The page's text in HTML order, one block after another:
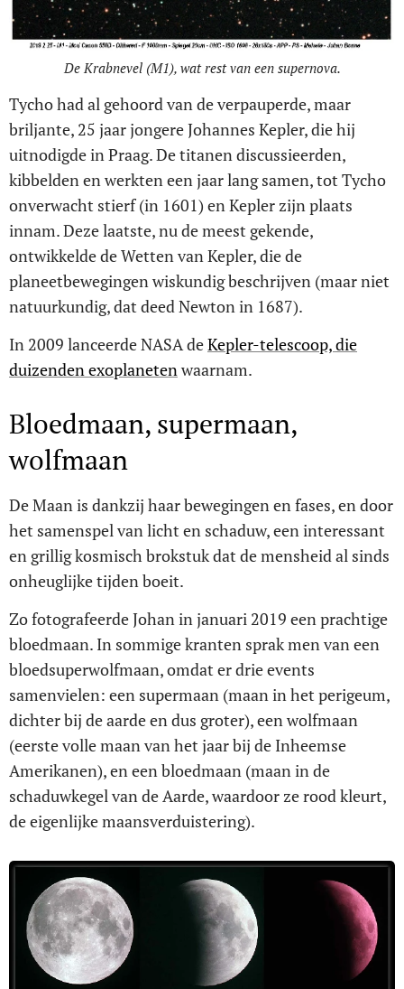
De Krabnevel (M1), wat rest van een supernova.
Tycho had al gehoord van de verpauperde, maar
briljante, 25 jaar jongere Johannes Kepler, die hij
uitnodigde in Praag. De titanen discussieerden,
kibbelden en werkten een jaar lang samen, tot Tycho
onverwacht stierf (in 1601) en Kepler zijn plaats
innam. Deze laatste, nu de meest gekende,
ontwikkelde de Wetten van Kepler, die de
planeetbewegingen wiskundig beschrijven (maar niet
natuurkundig, dat deed Newton in 1687).
In 2009 lanceerde NASA deKepler-telescoop, die
duizenden exoplanetenwaarnam.
Bloedmaan, supermaan,
wolfmaan
De Maan is dankzij haar bewegingen en fases, en door
het samenspel van licht en schaduw, een interessant
en grillig kosmisch brokstuk dat de mensheid al sinds
onheuglijke tijden boeit.
Zo fotografeerde Johan in januari 2019 een prachtige
bloedmaan. In sommige kranten sprak men van een
bloedsuperwolfmaan, omdat er drie events
samenvielen: een supermaan (maan in het perigeum,
dichter bij de aarde en dus groter), een wolfmaan
(eerste volle maan van het jaar bij de Inheemse
Amerikanen), en een bloedmaan (maan in de
schaduwkegel van de Aarde, waardoor ze rood kleurt,
de eigenlijke maansverduistering).